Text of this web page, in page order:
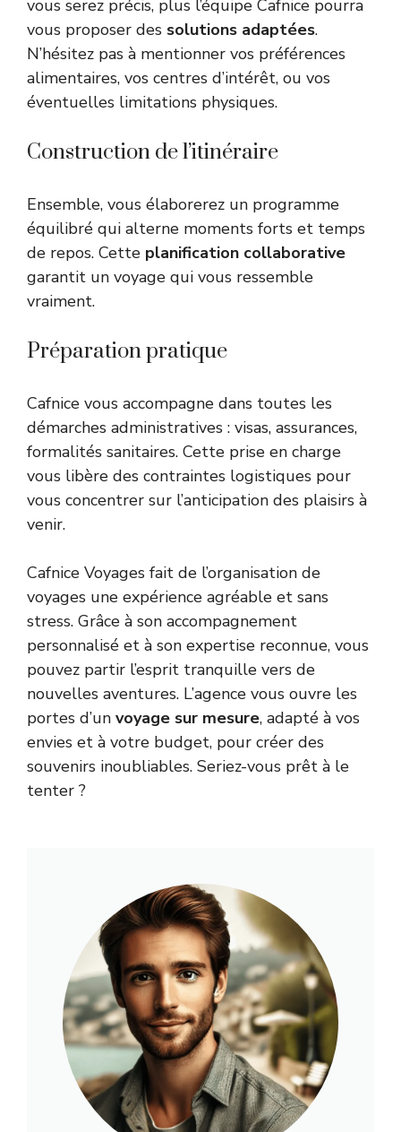
vous serez précis, plus l’équipe Cafnice pourra
vous proposer des solutions adaptées.
N’hésitez pas à mentionner vos préférences
alimentaires, vos centres d’intérêt, ou vos
éventuelles limitations physiques.
Construction de l’itinéraire
Ensemble, vous élaborerez un programme
équilibré qui alterne moments forts et temps
de repos. Cette planification collaborative
garantit un voyage qui vous ressemble
vraiment.
Préparation pratique
Cafnice vous accompagne dans toutes les
démarches administratives : visas, assurances,
formalités sanitaires. Cette prise en charge
vous libère des contraintes logistiques pour
vous concentrer sur l’anticipation des plaisirs à
venir.
Cafnice Voyages fait de l’organisation de
voyages une expérience agréable et sans
stress. Grâce à son accompagnement
personnalisé et à son expertise reconnue, vous
pouvez partir l’esprit tranquille vers de
nouvelles aventures. L’agence vous ouvre les
portes d’un voyage sur mesure, adapté à vos
envies et à votre budget, pour créer des
souvenirs inoubliables. Seriez-vous prêt à le
tenter ?